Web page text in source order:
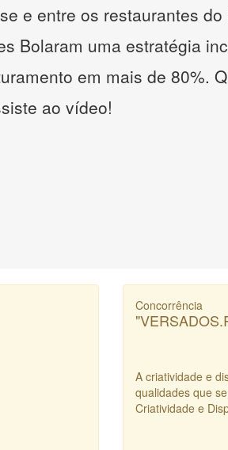
e entre os restaurantes
Bolaram uma estratégia
em mais de 80%.
ao vídeo!
Concorrência
A criatividade e
qualidades que
Criatividade e